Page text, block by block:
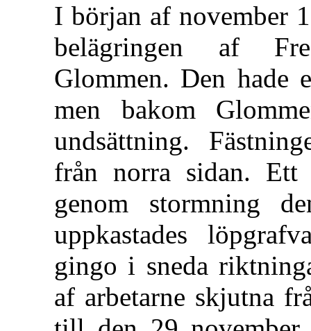
I början af november
belägringen af
Glommen. Den hade
men bakom
undsättning.
från norra sidan. Ett
genom stormning
uppkastades
gingo i sneda
af arbetarne skjutna